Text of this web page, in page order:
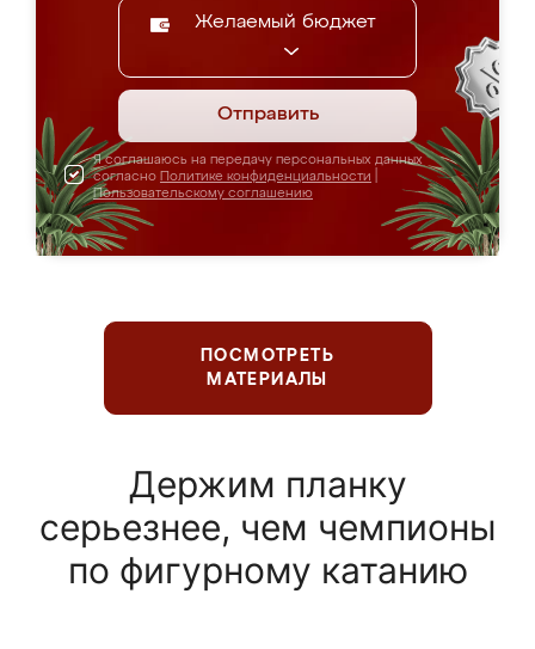
Желаемый бюджет
Отправить
Я соглашаюсь на передачу персональных данных
согласно Политике конфиденциальности
Пользовательскому соглашению
ПОСМОТРЕТЬ
МАТЕРИАЛЫ
Держим планку
серьезнее, чем чемпионы
по фигурному катанию